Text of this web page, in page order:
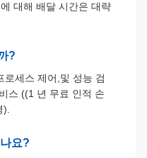
대해 배달 시간은 대략
?
세스 제어,및 성능 검
스 ((1 년 무료 인적 손
요?